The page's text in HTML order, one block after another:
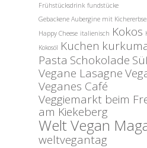
Frühstücksdrink fundstücke
Gebackene Aubergine mit
Happy Cheese italienisch Kokos
Kokosöl Kuchen
Pasta Schokolade
Vegane Lasagne
Veganes Café
Veggiemarkt beim
am Kiekeberg
Welt Vegan
weltvegantag